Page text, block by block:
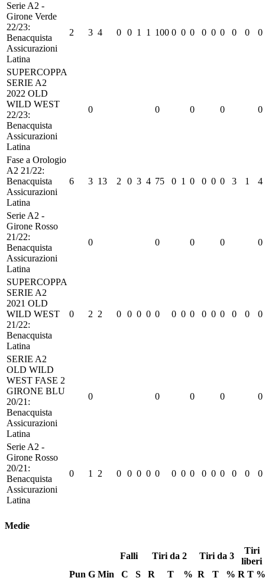
Serie A2 -
Girone Verde
22/23:
Benacquista
Assicurazioni
Latina
2 3 4 0 0 1 1 100 0 0 0 0 0 0 0 0 0
SUPERCOPPA
SERIE A2
2022 OLD
WILD WEST
22/23:
Benacquista
Assicurazioni
Latina
0 0 0 0 0
Fase a Orologio
A2 21/22:
Benacquista
Assicurazioni
Latina
6 3 13 2 0 3 4 75 0 1 0 0 0 0 3 1 4
Serie A2 -
Girone Rosso
21/22:
Benacquista
Assicurazioni
Latina
0 0 0 0 0
SUPERCOPPA
SERIE A2
2021 OLD
WILD WEST
21/22:
Benacquista
Latina
0 2 2 0 0 0 0 0 0 0 0 0 0 0 0 0 0
SERIE A2
OLD WILD
WEST FASE 2
GIRONE BLU
20/21:
Benacquista
Assicurazioni
Latina
0 0 0 0 0
Serie A2 -
Girone Rosso
20/21:
Benacquista
Assicurazioni
Latina
0 1 2 0 0 0 0 0 0 0 0 0 0 0 0 0 0
Medie
Falli Tiri da 2 Tiri da 3
Tiri
liberi
Pun G Min C S R T % R T % R T %